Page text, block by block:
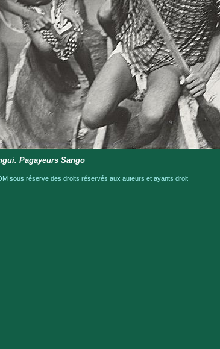
Pagayeurs Sango
sous réserve des droits réservés aux auteurs et ayants droit